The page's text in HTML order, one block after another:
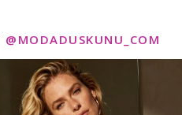
@MODADUSKUNU_COM